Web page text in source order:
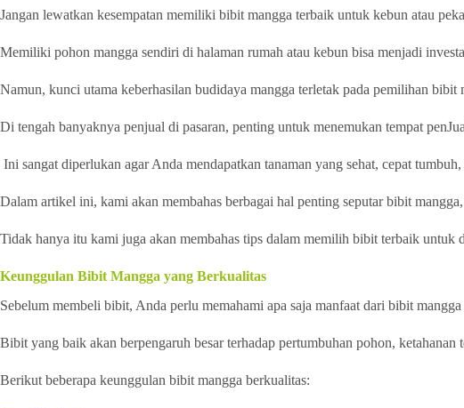
Jangan lewatkan kesempatan memiliki bibit mangga terbaik untuk kebun atau
Memiliki pohon mangga sendiri di halaman rumah atau kebun bisa menjadi
Namun, kunci utama keberhasilan budidaya mangga terletak pada pemilihan bibit
Di tengah banyaknya penjual di pasaran, penting untuk menemukan tempat
Ini sangat diperlukan agar Anda mendapatkan tanaman yang sehat, cepat
Dalam artikel ini, kami akan membahas berbagai hal penting seputar bibit
Tidak hanya itu kami juga akan membahas tips dalam memilih bibit terbaik
Keunggulan Bibit Mangga yang Berkualitas
Sebelum membeli bibit, Anda perlu memahami apa saja manfaat dari bibit
Bibit yang baik akan berpengaruh besar terhadap pertumbuhan pohon, ketahanan
Berikut beberapa keunggulan bibit mangga berkualitas: